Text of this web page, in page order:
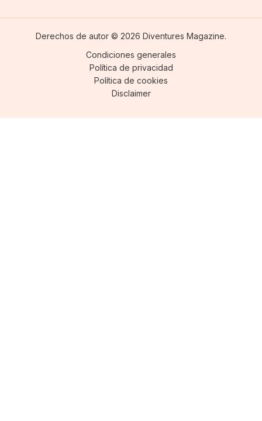
Derechos de autor © 2026 Diventures Magazine.
Condiciones generales
Política de privacidad
Política de cookies
Disclaimer